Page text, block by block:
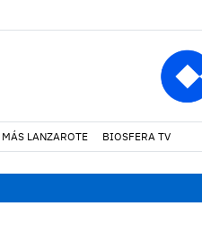
MÁS LANZAROTE BIOSFERA TV